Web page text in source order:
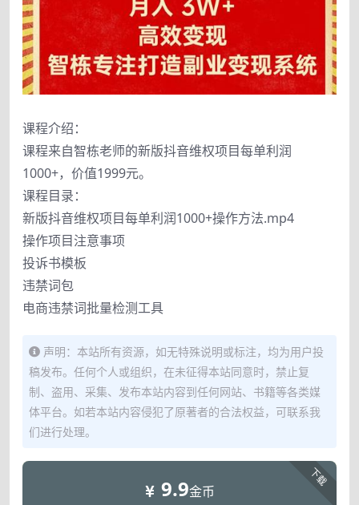
课程介绍：
课程来自智栋老师的新版抖音维权项目每单利润
1000+，价值1999元。
课程目录：
新版抖音维权项目每单利润1000+操作方法.mp4
操作项目注意事项
投诉书模板
违禁词包
电商违禁词批量检测工具
声明：本站所有资源，如无特殊说明或标注，均为用户投
稿发布。任何个人或组织，在未征得本站同意时，禁止复
制、盗用、采集、发布本站内容到任何网站、书籍等各类媒
体平台。如若本站内容侵犯了原著者的合法权益，可联系我
们进行处理。
下载
9.9金币